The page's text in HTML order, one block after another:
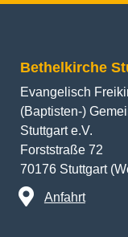
Evangelisch
(Baptisten-)
Stuttgart e.V.
Forststraße 72
70176 Stuttgart
Anfahrt